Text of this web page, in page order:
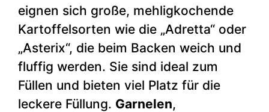
eignen sich große, mehligkochende
Kartoffelsorten wie die „Adretta“ oder
„Asterix“, die beim Backen weich und
fluffig werden. Sie sind ideal zum
Füllen und bieten viel Platz für die
leckere Füllung. Garnelen,